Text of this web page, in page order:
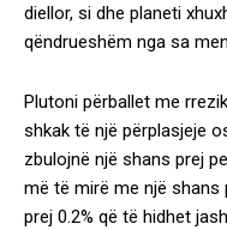
diellor, si dhe planeti
qëndrueshëm nga sa
Plutoni përballet me
shkak të një përplasjeje
zbulojnë një shans prej
më të mirë me një shans
prej 0.2% që të hidhet